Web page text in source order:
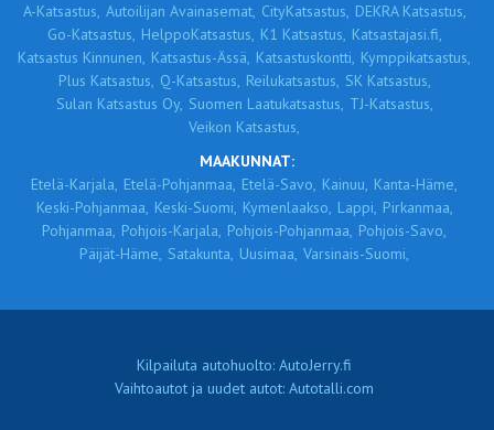
A-Katsastus, Autoilijan Avainasemat, CityKatsastus, DEKRA Katsastus,
Go-Katsastus, HelppoKatsastus, K1 Katsastus, Katsastajasi.fi,
Katsastus Kinnunen, Katsastus-Ässä, Katsastuskontti, Kymppikatsastus,
Plus Katsastus, Q-Katsastus, Reilukatsastus, SK Katsastus,
Sulan Katsastus Oy, Suomen Laatukatsastus, TJ-Katsastus,
Veikon Katsastus,
MAAKUNNAT:
Etelä-Karjala, Etelä-Pohjanmaa, Etelä-Savo, Kainuu, Kanta-Häme,
Keski-Pohjanmaa, Keski-Suomi, Kymenlaakso, Lappi, Pirkanmaa,
Pohjanmaa, Pohjois-Karjala, Pohjois-Pohjanmaa, Pohjois-Savo,
Päijät-Häme, Satakunta, Uusimaa, Varsinais-Suomi,
Kilpailuta autohuolto: AutoJerry.fi
Vaihtoautot ja uudet autot: Autotalli.com